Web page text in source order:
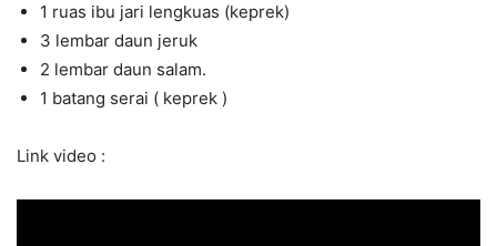
1 ruas ibu jari lengkuas (keprek)
3 lembar daun jeruk
2 lembar daun salam.
1 batang serai ( keprek )
Link video :